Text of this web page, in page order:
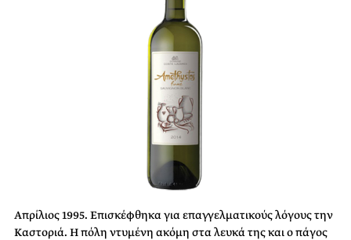
Απρίλιος 1995. Επισκέφθηκα για επαγγελματικούς λόγους την
Καστοριά. Η πόλη ντυμένη ακόμη στα λευκά της και ο πάγος